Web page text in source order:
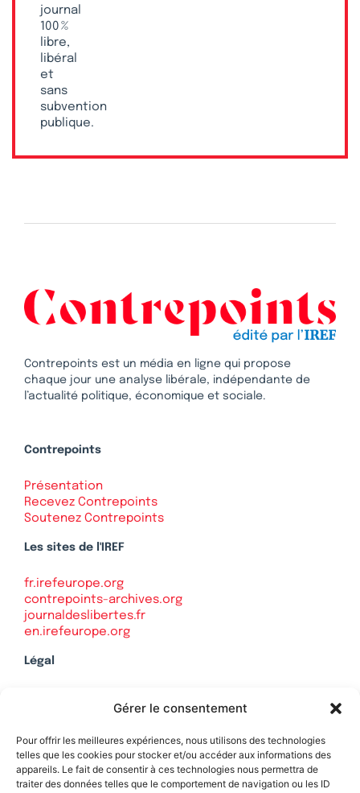
Gérer le consentement
Pour offrir les meilleures expériences, nous utilisons des technologies
telles que les cookies pour stocker et/ou accéder aux informations des
appareils. Le fait de consentir à ces technologies nous permettra de
traiter des données telles que le comportement de navigation ou les ID
journal
100 %
libre,
libéral
et
sans
subvention
publique.
Contrepoints est un média en ligne qui propose
chaque jour une analyse libérale, indépendante de
l’actualité politique, économique et sociale.
Contrepoints
Présentation
Recevez Contrepoints
Soutenez Contrepoints
Les sites de l'IREF
fr.irefeurope.org
contrepoints-archives.org
journaldeslibertes.fr
en.irefeurope.org
Légal
Politique de confidentialité